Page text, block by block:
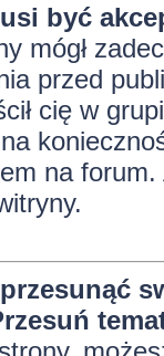
być
mógł
przed
cię w
na